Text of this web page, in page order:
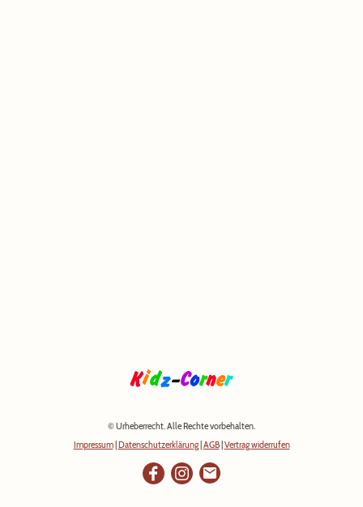
© Urheberrecht. Alle Rechte vorbehalten.
Impressum| Datenschutzerklärung| AGB| Vertrag widerrufen